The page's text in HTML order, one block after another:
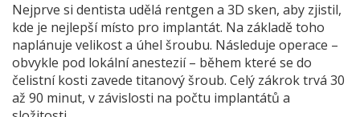
Nejprve si dentista udělá rentgen a 3D sken, aby zjistil,
kde je nejlepší místo pro implantát. Na základě toho
naplánuje velikost a úhel šroubu. Následuje operace –
obvykle pod lokální anestezií – během které se do
čelistní kosti zavede titanový šroub. Celý zákrok trvá 30
až 90 minut, v závislosti na počtu implantátů a